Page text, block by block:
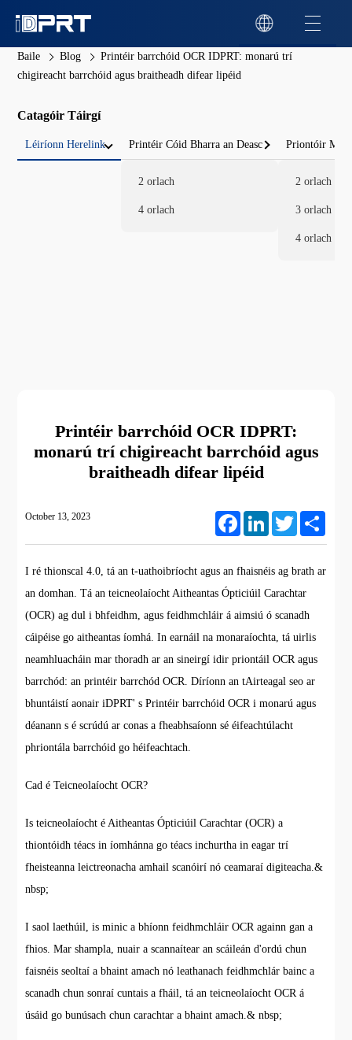
Baile Blog
Printéir barrchóid OCR IDPRT: monarú trí
chigireacht barrchóid agus braitheadh difear lipéid
Catagóir Táirgí
Léiríonn Herelink Printéir Cóid Bharra an Deasc
2 orlach
4 orlach
Priontóir
2 orlach
3 orlach
4 orlach
Printéir barrchóid OCR IDPRT:
monarú trí chigireacht barrchóid agus
braitheadh difear lipéid
October 13, 2023 FacebookLinkedIn Twitter
I ré thionscal 4.0, tá an t-uathoibríocht agus an fhaisnéis ag brath ar
an domhan. Tá an teicneolaíocht Aitheantas Ópticiúil Carachtar
(OCR) ag dul i bhfeidhm, agus feidhmchláir á aimsiú ó scanadh
cáipéise go aitheantas íomhá. In earnáil na monaraíochta, tá uirlis
neamhluacháin mar thoradh ar an sineirgí idir priontáil OCR agus
barrchód: an printéir barrchód OCR. Díríonn an tAirteagal seo ar
bhuntáistí aonair iDPRT' s Printéir barrchóid OCR i monarú agus
déanann s é scrúdú ar conas a fheabhsaíonn sé éifeachtúlacht
phriontála barrchóid go héifeachtach.
Cad é Teicneolaíocht OCR?
Is teicneolaíocht é Aitheantas Ópticiúil Carachtar (OCR) a
thiontóidh téacs in íomhánna go téacs inchurtha in eagar trí
fheisteanna leictreonacha amhail scanóirí nó ceamaraí digiteacha.&
nbsp;
I saol laethúil, is minic a bhíonn feidhmchláir OCR againn gan a
fhios. Mar shampla, nuair a scannaítear an scáileán d'ordú chun
faisnéis seoltaí a bhaint amach nó leathanach feidhmchlár bainc a
scanadh chun sonraí cuntais a fháil, tá an teicneolaíocht OCR á
úsáid go bunúsach chun carachtar a bhaint amach.& nbsp;